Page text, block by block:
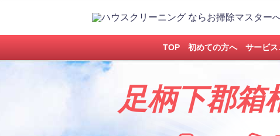
TOP 初めての方へ サービ
足柄下郡箱